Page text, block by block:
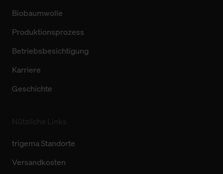
Biobaumwolle
Produktionsprozess
Betriebsbesichtigung
Karriere
Geschichte
trigema Standorte
Versandkosten